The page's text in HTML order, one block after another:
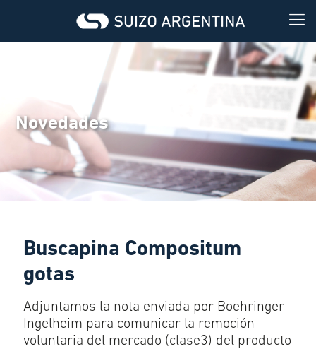
Novedades
Buscapina Compositum
gotas
Adjuntamos la nota enviada por Boehringer
Ingelheim para comunicar la remoción
voluntaria del mercado (clase3) del producto